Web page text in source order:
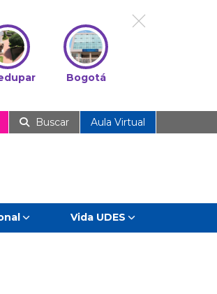
Bogotá
Buscar Aula Virtual
Vida UDES